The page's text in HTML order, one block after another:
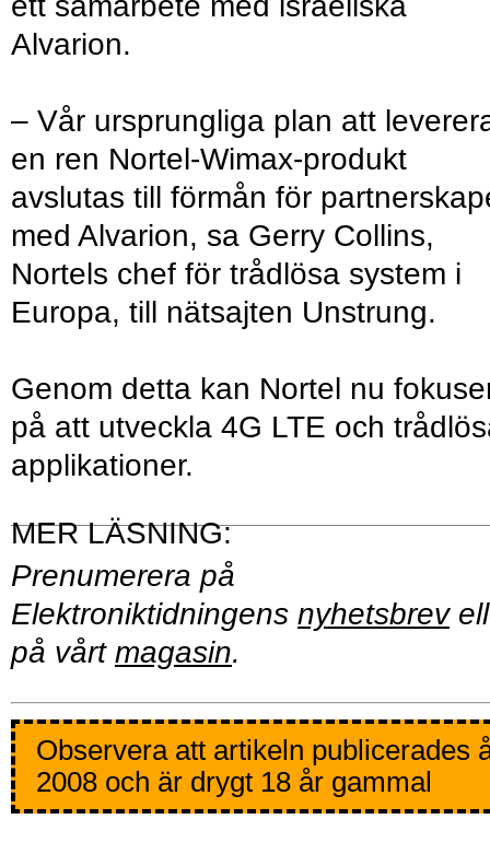
Alvarion.
– Vår ursprungliga plan att
en ren Nortel-Wimax-produkt
avslutas till förmån för
med Alvarion, sa Gerry Collins,
Nortels chef för trådlösa system i
Europa, till nätsajten Unstrung.
Genom detta kan Nortel nu
på att utveckla 4G LTE och
applikationer.
Prenumerera på
Elektroniktidningens nyhetsbrev
på vårt magasin.
Observera att artikeln publicerades
2008 och är drygt 18 år gammal